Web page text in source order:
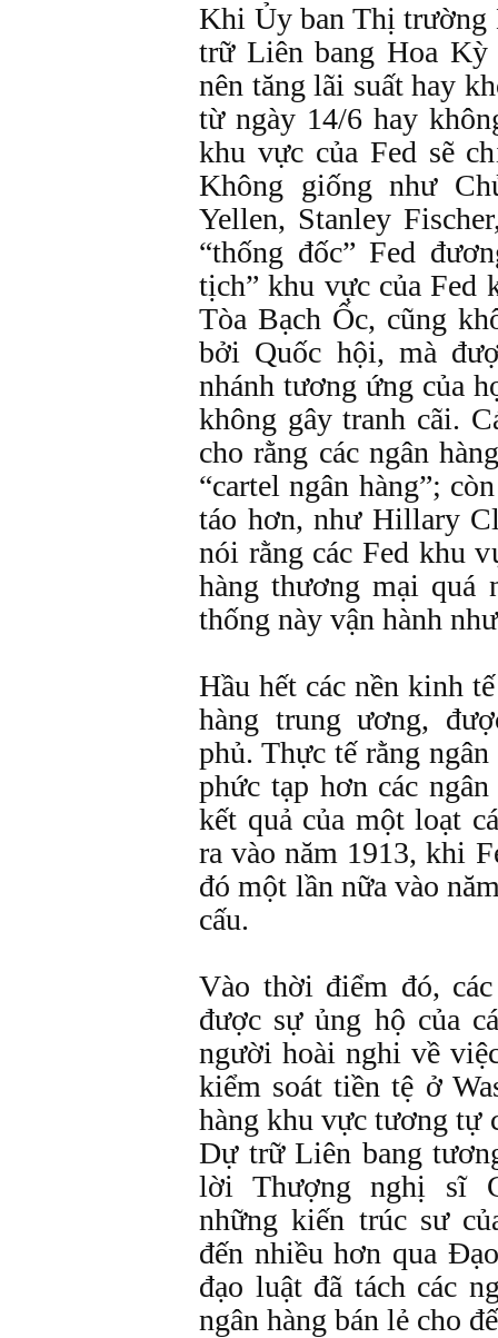
Khi Ủy ban Thị
trữ Liên bang Hoa
nên tăng lãi suất hay
từ ngày 14/6 hay
khu vực của Fed sẽ
Không giống như
Yellen, Stanley
“thống đốc” Fed
tịch” khu vực của Fed
Tòa Bạch Ốc, cũng
bởi Quốc hội, mà
nhánh tương ứng của
không gây tranh cãi.
cho rằng các ngân
“cartel ngân hàng”;
táo hơn, như Hillary
nói rằng các Fed khu
hàng thương mại quá
thống này vận hành
Hầu hết các nền kinh
hàng trung ương,
phủ. Thực tế rằng
phức tạp hơn các
kết quả của một loạt
ra vào năm 1913, khi
đó một lần nữa vào
cấu.
Vào thời điểm đó,
được sự ủng hộ của
người hoài nghi về
kiểm soát tiền tệ ở
hàng khu vực tương tự
Dự trữ Liên bang
lời Thượng nghị sĩ
những kiến trúc sư
đến nhiều hơn qua
đạo luật đã tách các
ngân hàng bán lẻ cho